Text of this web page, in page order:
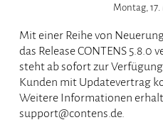
Montag,
Mit einer Reihe von
das Release CONTENS
steht ab sofort zur
Kunden mit Updatevertrag
Weitere Informationen
support@contens.de.